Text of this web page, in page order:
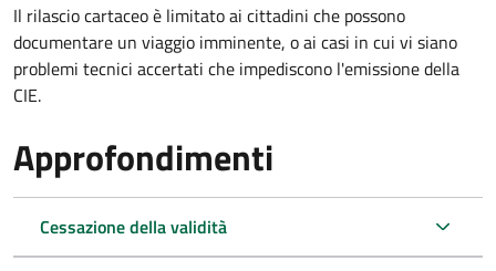
Il rilascio cartaceo è limitato ai cittadini che possono
documentare un viaggio imminente, o ai casi in cui vi siano
problemi tecnici accertati che impediscono l'emissione della
CIE.
Approfondimenti
Cessazione della validità